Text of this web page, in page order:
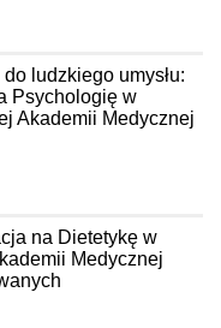
ludzkiego umysłu:
Psychologię w
Akademii Medycznej
na Dietetykę w
Medycznej